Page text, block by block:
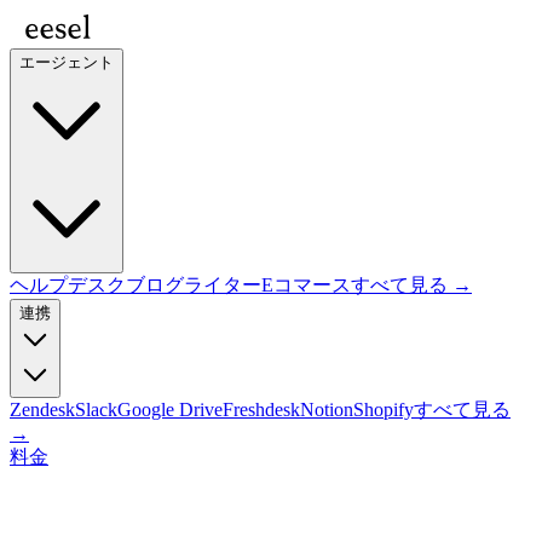
エージェント
ヘルプデスクブログライターEコマースすべて見る →
連携
ZendeskSlackGoogle DriveFreshdeskNotionShopifyすべて見る
→
料金